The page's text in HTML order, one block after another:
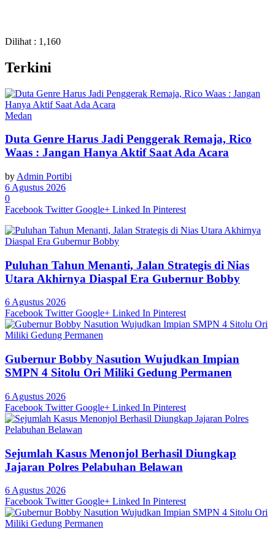
Dilihat : 1,160
Terkini
Medan
Duta Genre Harus Jadi Penggerak Remaja, Rico
Waas : Jangan Hanya Aktif Saat Ada Acara
by Admin Portibi
6 Agustus 2026
0
Facebook Twitter Google+ Linked In Pinterest
Puluhan Tahun Menanti, Jalan Strategis di Nias
Utara Akhirnya Diaspal Era Gubernur Bobby
6 Agustus 2026
Facebook Twitter Google+ Linked In Pinterest
Gubernur Bobby Nasution Wujudkan Impian
SMPN 4 Sitolu Ori Miliki Gedung Permanen
6 Agustus 2026
Facebook Twitter Google+ Linked In Pinterest
Sejumlah Kasus Menonjol Berhasil Diungkap
Jajaran Polres Pelabuhan Belawan
6 Agustus 2026
Facebook Twitter Google+ Linked In Pinterest